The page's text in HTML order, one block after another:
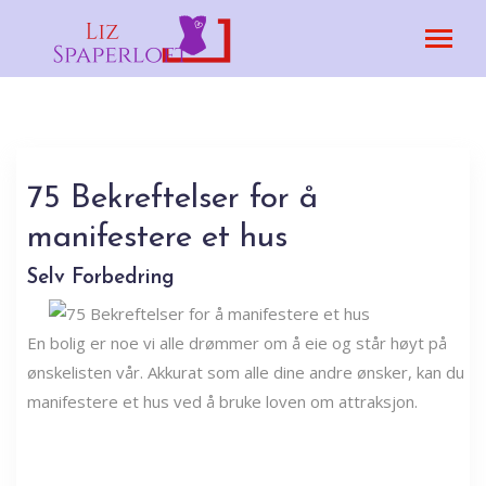
75 Bekreftelser for å
manifestere et hus
Selv Forbedring
En bolig er noe vi alle drømmer om å eie og står høyt på
ønskelisten vår. Akkurat som alle dine andre ønsker, kan du
manifestere et hus ved å bruke loven om attraksjon.